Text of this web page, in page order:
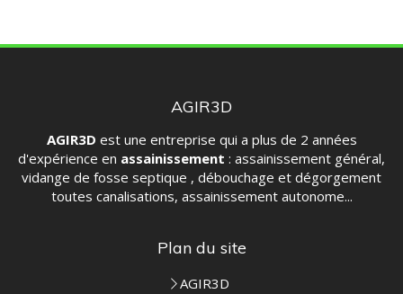
AGIR3D
AGIR3D est une entreprise qui a plus de 2 années
d'expérience en assainissement : assainissement général,
vidange de fosse septique , débouchage et dégorgement
toutes canalisations, assainissement autonome...
Plan du site
AGIR3D